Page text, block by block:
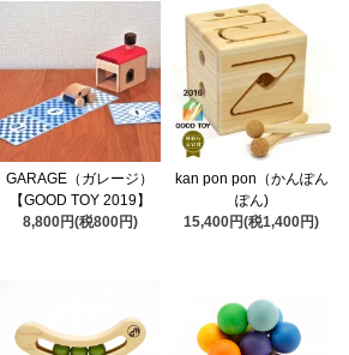
GARAGE（ガレージ）
【GOOD TOY 2019】
8,800円(税800円)
kan pon pon（かんぽん
ぽん)
15,400円(税1,400円)